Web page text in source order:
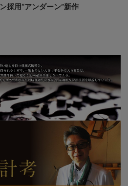
ン採用“アンダーン”新作